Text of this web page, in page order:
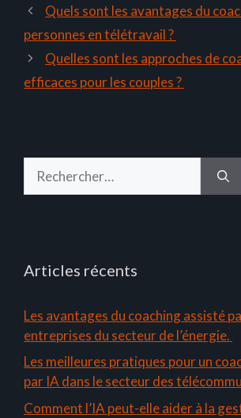
Quels sont les avantages du
personnes en télétravail ?
Quelles sont les approches de
efficaces pour les couples ?
Articles récents
Les avantages du coaching assisté
entreprises du secteur de l’énergie.
Les meilleures pratiques pour un
par IA dans le secteur des
Comment l’IA peut-elle aider à la